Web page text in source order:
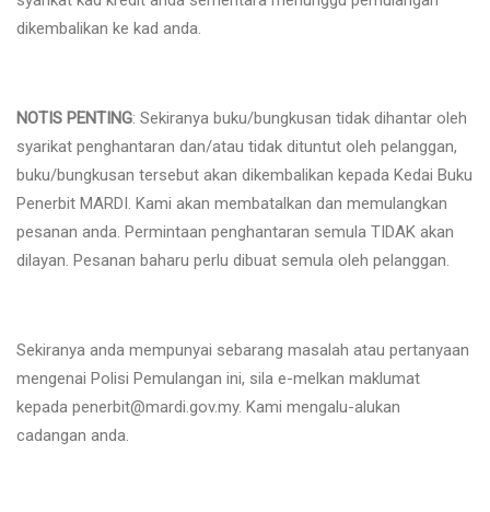
dikembalikan ke kad anda.
NOTIS PENTING: Sekiranya buku/bungkusan tidak dihantar oleh
syarikat penghantaran dan/atau tidak dituntut oleh pelanggan,
buku/bungkusan tersebut akan dikembalikan kepada Kedai Buku
Penerbit MARDI. Kami akan membatalkan dan memulangkan
pesanan anda. Permintaan penghantaran semula TIDAK akan
dilayan. Pesanan baharu perlu dibuat semula oleh pelanggan.
Sekiranya anda mempunyai sebarang masalah atau pertanyaan
mengenai Polisi Pemulangan ini, sila e-melkan maklumat
kepada penerbit@mardi.gov.my. Kami mengalu-alukan
cadangan anda.